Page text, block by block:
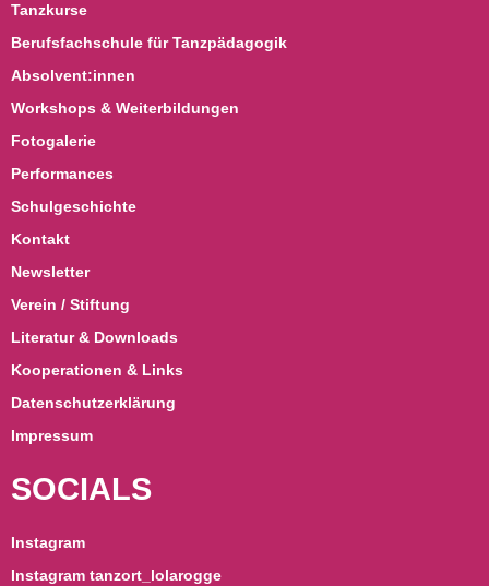
Tanzkurse
Berufsfachschule für Tanzpädagogik
Absolvent:innen
Workshops & Weiterbildungen
Fotogalerie
Performances
Schulgeschichte
Kontakt
Newsletter
Verein / Stiftung
Literatur & Downloads
Kooperationen & Links
Datenschutzerklärung
Impressum
SOCIALS
Instagram
Instagram tanzort_lolarogge